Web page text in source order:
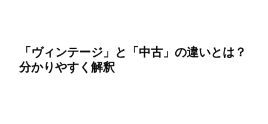
「ヴィンテージ」と「中古」の違いとは？
分かりやすく解釈